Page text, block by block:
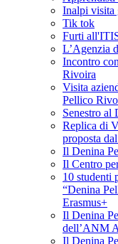
Inalpi visita
Tik tok
Furti
L’Agenzia
Incontro
Rivoira
Visita
Pellico
Senestro al
Replica di
proposta
Il Denina
Il Centro
10 studenti
“Denina
Erasmus+
Il Denina
dell’ANM
Il Denina